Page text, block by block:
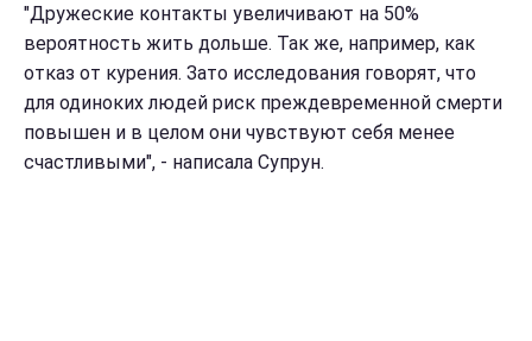
"Дружеские контакты увеличивают на 50%
вероятность жить дольше. Так же, например, как
отказ от курения. Зато исследования говорят, что
для одиноких людей риск преждевременной смерти
повышен и в целом они чувствуют себя менее
счастливыми", - написала Супрун.